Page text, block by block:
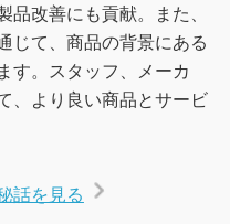
改善にも貢献。また、
じて、商品の背景にある
す。スタッフ、メーカ
、より良い商品とサービ
話を見る